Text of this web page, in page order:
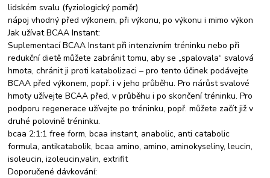
lidském svalu (fyziologický poměr)
nápoj vhodný před výkonem, při výkonu, po výkonu i mimo výkon
Jak užívat BCAA Instant:
Suplementací BCAA Instant při intenzivním tréninku nebo při
redukční dietě můžete zabránit tomu, aby se „spalovala“ svalová
hmota, chránit ji proti katabolizaci – pro tento účinek podávejte
BCAA před výkonem, popř. i v jeho průběhu. Pro nárůst svalové
hmoty užívejte BCAA před, v průběhu i po skončení tréninku. Pro
podporu regenerace užívejte po tréninku, popř. můžete začít již v
druhé polovině tréninku.
bcaa 2:1:1 free form, bcaa instant, anabolic, anti catabolic
formula, antikatabolik, bcaa amino, amino, aminokyseliny, leucin,
isoleucin, izoleucin,valin, extrifit
Doporučené dávkování: